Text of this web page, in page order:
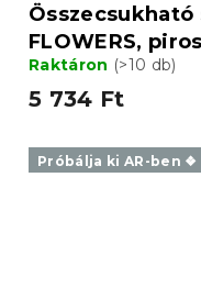
Összecsukható
FLOWERS, piros
Raktáron (>10 db)
5 734 Ft
Próbálja ki AR-ben ❖